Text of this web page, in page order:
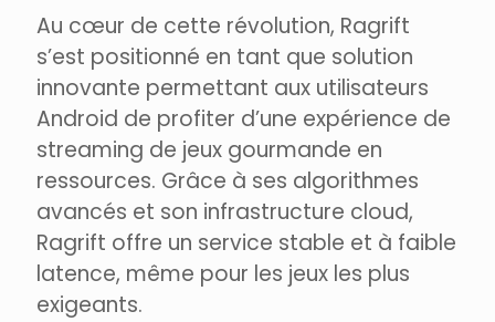
Au cœur de cette révolution, Ragrift
s’est positionné en tant que solution
innovante permettant aux utilisateurs
Android de profiter d’une expérience de
streaming de jeux gourmande en
ressources. Grâce à ses algorithmes
avancés et son infrastructure cloud,
Ragrift offre un service stable et à faible
latence, même pour les jeux les plus
exigeants.